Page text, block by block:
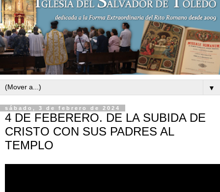
▼
sábado, 3 de febrero de 2024
4 DE FEBERERO. DE LA SUBIDA DE
CRISTO CON SUS PADRES AL
TEMPLO